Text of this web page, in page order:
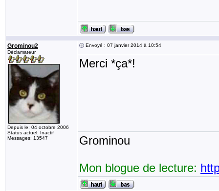
Grominou2
Déclamateur
Depuis le: 04 octobre 2006
Status actuel: Inactif
Messages: 13547
Envoyé : 07 janvier 2014 à 10:54
Merci *ça*!
Grominou
Mon blogue de lecture: